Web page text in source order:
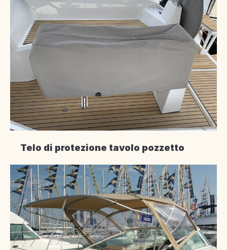
Telo di protezione tavolo pozzetto